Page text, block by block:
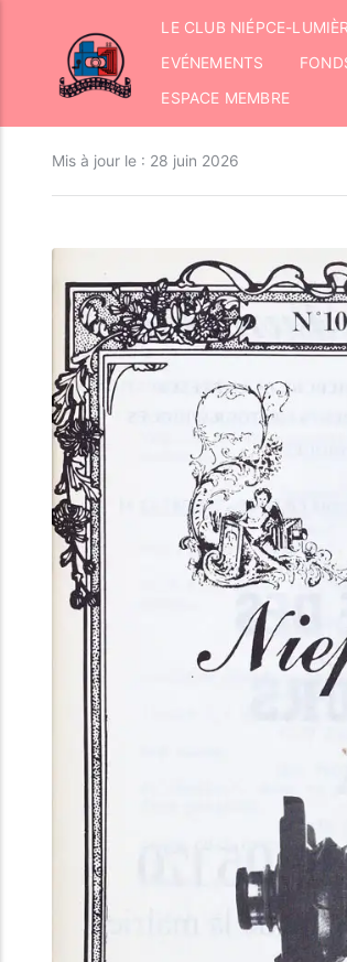
LE CLUB NIÉPCE-
EVÉNEMENTS
ESPACE MEMBRE
Mis à jour le : 28 juin 2026